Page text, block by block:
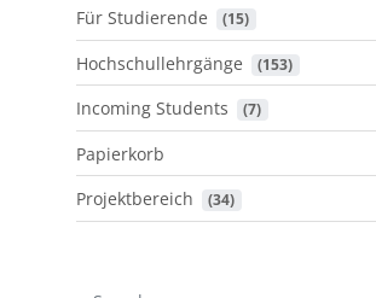
Für Studierende (15)
Hochschullehrgänge (153)
Incoming Students (7)
Papierkorb
Projektbereich
(34)